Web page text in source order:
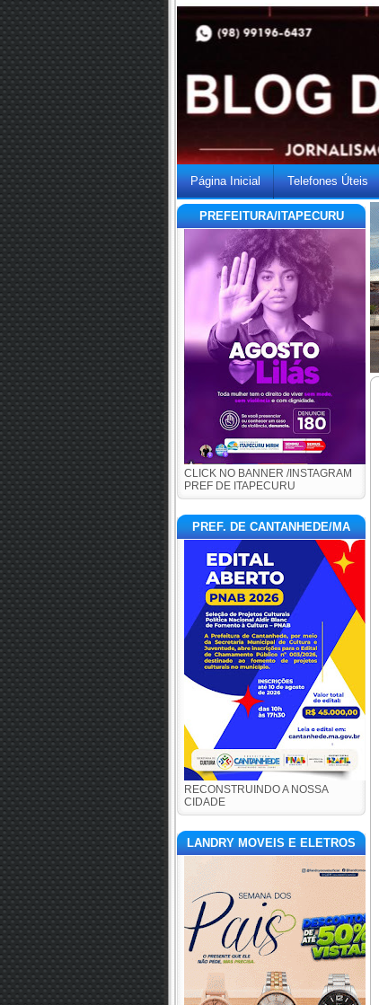
Página Inicial Telefones Úteis
PREFEITURA/ITAPECURU
CLICK NO BANNER /INSTAGRAM
PREF DE ITAPECURU
PREF. DE CANTANHEDE/MA
RECONSTRUINDO A NOSSA
CIDADE
LANDRY MOVEIS E ELETROS